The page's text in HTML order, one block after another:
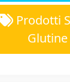
Prodotti
Glutine